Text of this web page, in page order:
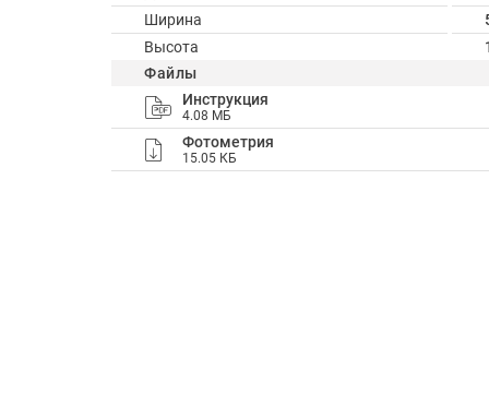
Ширина
Высота
Файлы
Инструкция
4.08 МБ
Фотометрия
15.05 КБ